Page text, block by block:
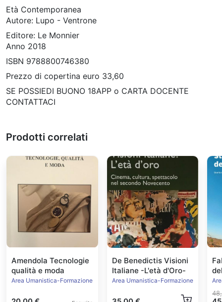
Età Contemporanea
Autore: Lupo - Ventrone
Editore: Le Monnier
Anno 2018
ISBN 9788800746380
Prezzo di copertina euro 33,60
SE POSSIEDI BUONO 18APP o CARTA DOCENTE
CONTATTACI
Prodotti correlati
Amendola Tecnologie
qualità e moda
Area Umanistica-Formazione
De Benedictis Visioni
Italiane -L'età d'Oro-
Area Umanistica-Formazione